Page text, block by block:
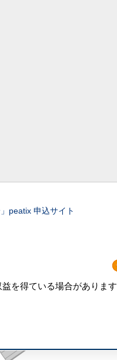
peatix 申込サイト
を得ている場合があります